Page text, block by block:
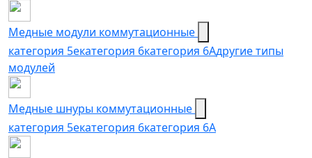
Медные модули коммутационные
категория 5екатегория 6категория 6Aдругие типы
модулей
Медные шнуры коммутационные
категория 5eкатегория 6категория 6A